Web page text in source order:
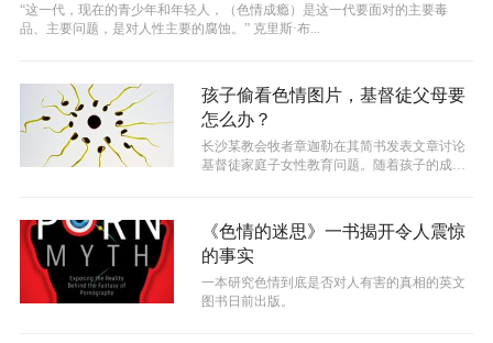
​“这一代，现在的青少年和年轻人，（色情成瘾）是这一代要面对的主要毒
品、主要问题，是对人性主要的腐蚀。” 克里斯·布...
孩子偷看色情图片，基督徒父母要
怎么办？
​长沙某教会牧者章迦勒在其简书发表文章讨论
基督徒家庭子女性教育问题。随着孩子的成
《色情的迷思》一书揭开令人震惊
的事实
一本研究色情到底是否对人有害的真相的英文
图书日前出版。